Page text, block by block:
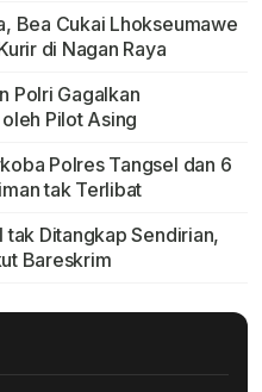
Bea Cukai Lhokseumawe
di Nagan Raya
Polri Gagalkan
Pilot Asing
Polres Tangsel dan 6
tak Terlibat
Ditangkap Sendirian,
Bareskrim